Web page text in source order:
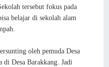
tersebut fokus pada
belajar di sekolah alam
oleh pemuda Desa
di Desa Barakkang. Jadi